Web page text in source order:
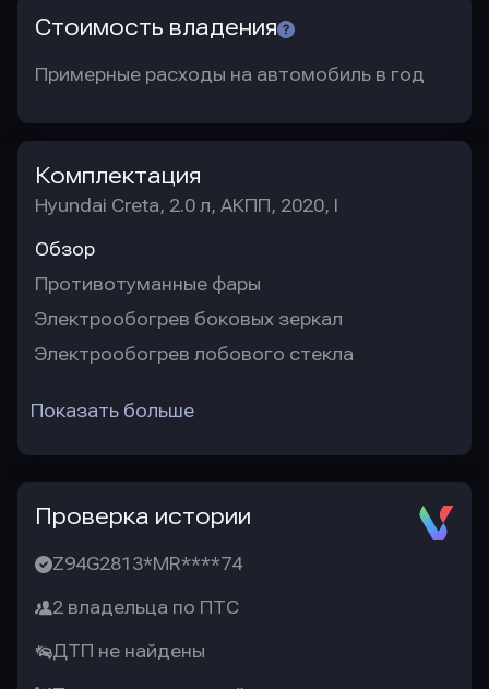
Стоимость владения
Примерные расходы на автомобиль в год
Комплектация
Hyundai Creta, 2.0 л, АКПП, 2020, I
Обзор
Противотуманные фары
Электрообогрев боковых зеркал
Электрообогрев лобового стекла
Показать больше
Проверка истории
Z94G2813*MR****74
2 владельца по ПТС
ДТП не найдены